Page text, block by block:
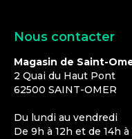
Nous contacter
Magasin de Saint-
2 Quai du Haut Pont
62500 SAINT-OMER
Du lundi au vendredi
De 9h à 12h et de 14h à